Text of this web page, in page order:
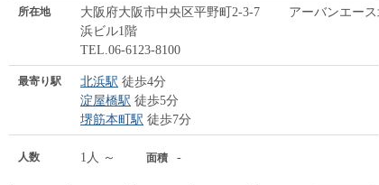
所在地
大阪府大阪市中央区平野町2-3-7 アーバンエース
浜ビル1階
TEL.06-6123-8100
最寄り駅 北浜駅 徒歩4分
淀屋橋駅 徒歩5分
堺筋本町駅 徒歩7分
人数 1人 ～ 面積 -